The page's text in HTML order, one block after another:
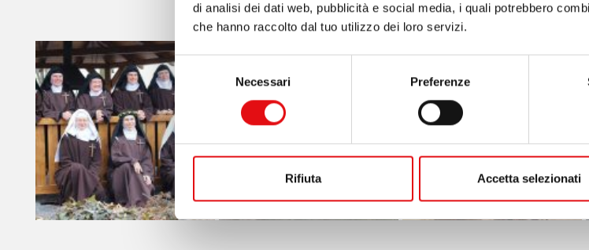
di analisi dei dati web, pubblicità e social media, i quali potrebbero
che hanno raccolto dal tuo utilizzo dei loro servizi.
Selezione
del
consenso
Necessari Preferenze
Rifiuta Accetta selezionati